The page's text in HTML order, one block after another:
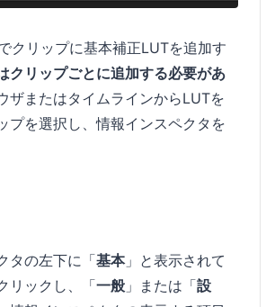
クリップに基本補正LUTを追加す
クリップごとに追加する必要があ
ザまたはタイムラインからLUTを
プを選択し、情報インスペクタを
タの左下に「基本」と表示されて
リックし、「一般 」または「設